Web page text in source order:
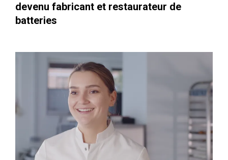
devenu fabricant et restaurateur de
batteries